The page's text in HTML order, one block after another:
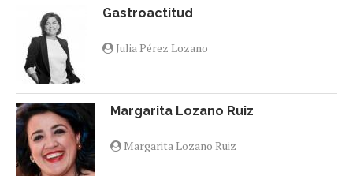
Gastroactitud
Julia Pérez Lozano
Margarita Lozano Ruiz
Margarita Lozano Ruiz